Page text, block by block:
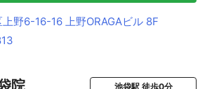
野6-16-16 上野ORAGAビル 8F
池袋駅 徒歩0分